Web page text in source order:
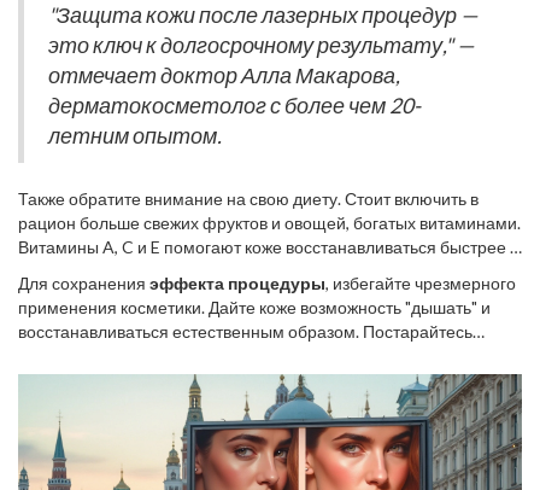
влагу и способствовать быстрому восстановлению.
также станут вашими верными спутниками. Помните, что даже
непродолжительное пребывание на солнце без защиты может
привести к нежелательным последствиям.
"Защита кожи после лазерных процедур —
это ключ к долгосрочному результату," —
отмечает доктор Алла Макарова,
дерматокосметолог с более чем 20-
летним опытом.
Также обратите внимание на свою диету. Стоит включить в
рацион больше свежих фруктов и овощей, богатых витаминами.
Витамины A, C и E помогают коже восстанавливаться быстрее и
факторы негативно влияют на восстановление ткани.
Для сохранения эффекта процедуры, избегайте чрезмерного
применения косметики. Дайте коже возможность "дышать" и
восстанавливаться естественным образом. Постарайтесь
кожу и замедлить процесс восстановления. Лучше всего
обратиться к вашему косметологу для получения подробных
рекомендаций по уходу за кожей послелазерного
омоложения